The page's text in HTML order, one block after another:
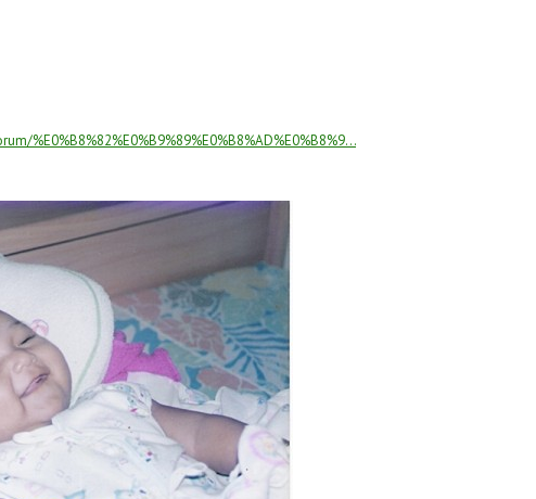
%E0%B8%82%E0%B9%89%E0%B8%AD%E0%B8%9...